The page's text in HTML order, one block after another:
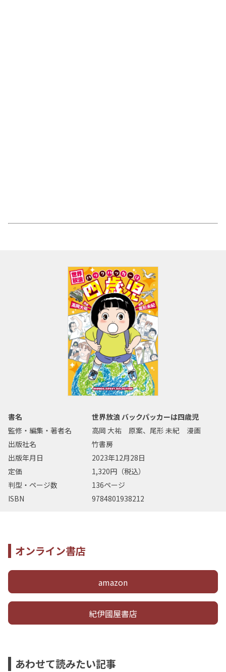
書名
世界放浪 バックパッカーは四歳児
監修・編集・著者名
高岡 大祐 原案、尾形 未紀 漫画
出版社名
竹書房
出版年月日
2023年12月28日
定価
1,320円（税込）
判型・ページ数
136ページ
ISBN
9784801938212
オンライン書店
amazon
紀伊國屋書店
あわせて読みたい記事